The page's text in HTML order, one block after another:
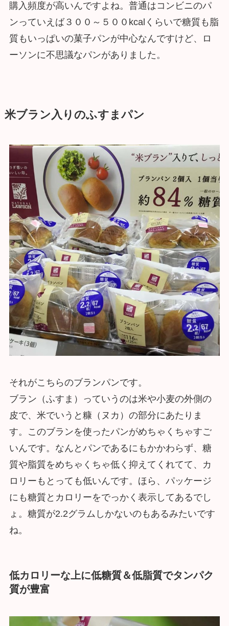
購入頻度が高いんですよね。普通はコンビニのパ
ンっていえば３００～５００kcalくらいで糖質も脂
質もいっぱいの菓子パンが中心なんですけど、ロ
ーソンに不思議なパンがありました。
米ブラン入りのふすまパン
それがこちらのブランパンです。
ブラン（ふすま）っていうのは米や小麦の外側の
皮で、米でいうと糠（ヌカ）の部分にあたりま
す。このブランを使ったパンがめちゃくちゃすご
いんです。なんとパンであるにもかかわらず、糖
質や脂質をめちゃくちゃ低く抑えてくれてて、カ
ロリーもとっても低いんです。ほら、パッケージ
にも糖質とカロリーをでっかく表示してあるでし
ょ。糖質が2.2グラムしかないのもあるみたいです
ね。
低カロリーな上に低糖質＆低脂質でタンパク
質が豊富